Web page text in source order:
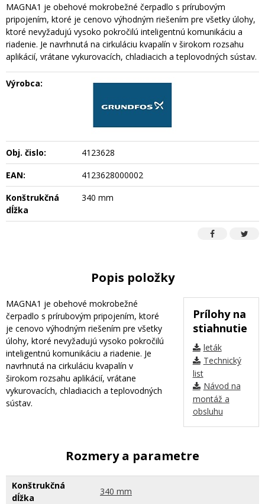
MAGNA1 je obehové mokrobežné čerpadlo s prírubovým
pripojením, ktoré je cenovo výhodným riešením pre všetky úlohy,
ktoré nevyžadujú vysoko pokročilú inteligentnú komunikáciu a
riadenie. Je navrhnutá na cirkuláciu kvapalín v širokom rozsahu
aplikácií, vrátane vykurovacích, chladiacich a teplovodných sústav.
Výrobca:
Obj. čislo:
4123628
EAN:
4123628000002
Konštrukčná
dĺžka
340 mm
Popis položky
Prílohy na
stiahnutie
leták
Technický
list
Návod na
montáž a
obsluhu
MAGNA1 je obehové mokrobežné
čerpadlo s prírubovým pripojením, ktoré
je cenovo výhodným riešením pre všetky
úlohy, ktoré nevyžadujú vysoko pokročilú
inteligentnú komunikáciu a riadenie. Je
navrhnutá na cirkuláciu kvapalín v
širokom rozsahu aplikácií, vrátane
vykurovacích, chladiacich a teplovodných
sústav.
Rozmery a parametre
Konštrukčná
dĺžka
340 mm